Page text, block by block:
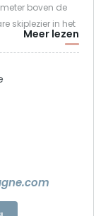
boven de
skiplezier in het
in een
meren,
in zijn Bikepark.
jumps en
lang hun
Meer lezen